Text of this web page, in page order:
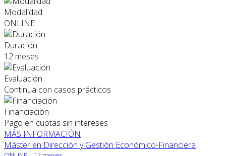
Modalidad
ONLINE
Duración
12 meses
Evaluación
Continua con casos prácticos
Financiación
Pago en cuotas sin intereses
MÁS INFORMACIÓN
Máster en Dirección y Gestión Económico-Financiera